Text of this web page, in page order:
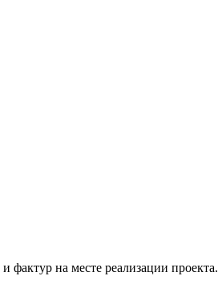
фактур на месте реализации проекта.